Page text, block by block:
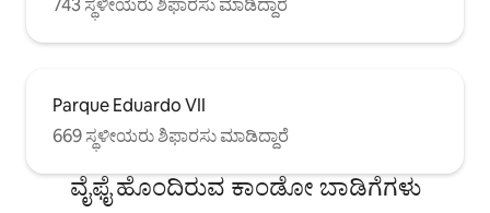
743 ಸ್ಥಳೀಯರು ಶಿಫಾರಸು ಮಾಡಿದ್ದಾರೆ
Parque Eduardo VII
669 ಸ್ಥಳೀಯರು ಶಿಫಾರಸು ಮಾಡಿದ್ದಾರೆ
ವೈಫೈ ಹೊಂದಿರುವ ಕಾಂಡೋ ಬಾಡಿಗೆಗಳು